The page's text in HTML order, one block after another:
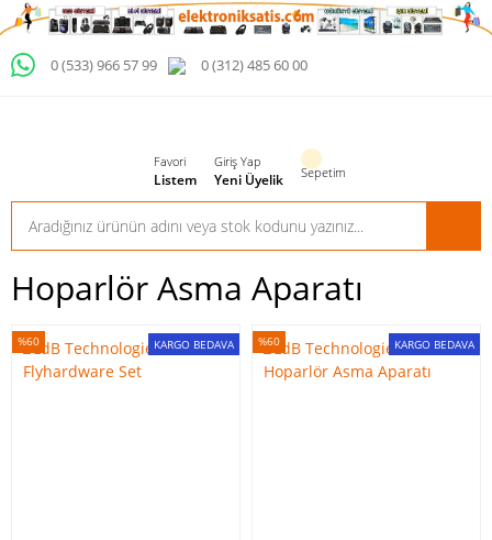
0 (533) 966 57 99 0 (312) 485 60 00
Favori
Listem
Giriş Yap
Yeni Üyelik Sepetim
Hoparlör Asma Aparatı
KARGO BEDAVA
%60 KARGO BEDAVA
%60